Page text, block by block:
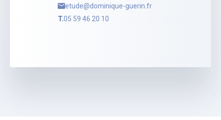
etude@dominique-guerin.fr
T.05 59 46 20 10